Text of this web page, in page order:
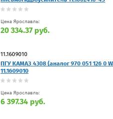
Цена Ярославль:
20 334.37 руб.
11.1609010
ПГУ КАМАЗ 4308 (аналог 970 051 126 0
11.1609010
Цена Ярославль:
6 397.34 руб.